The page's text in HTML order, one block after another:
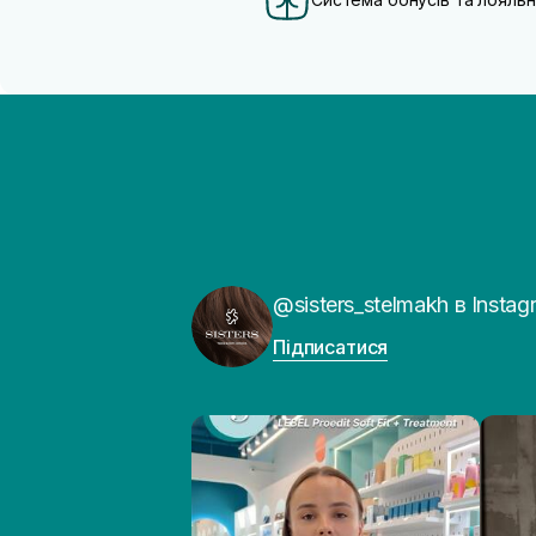
@sisters_stelmakh в
Підписатися